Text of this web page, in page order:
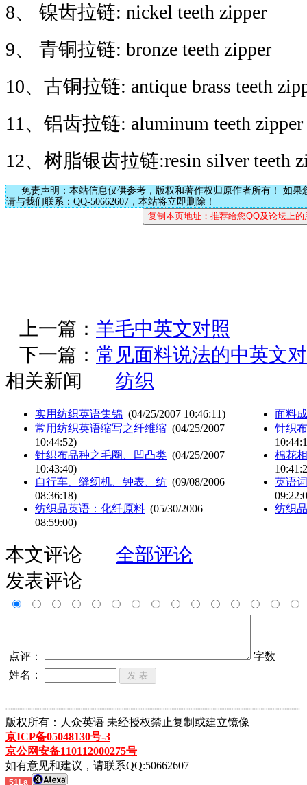
8、 镍齿拉链: nickel teeth zipper
9、 青铜拉链: bronze teeth zipper
10、古铜拉链: antique brass teeth
11、铝齿拉链: aluminum teeth zipper
12、树脂银齿拉链:resin silver teeth
免责声明：本站信息仅供参考，版权和著作权归原作者所有！ 如果
请与我们联系：QQ-50662607，本站将立即删除！
上一篇： 羊毛中英文对照
下一篇： 常见面料说法的中英文
相关新闻
纺织
实用纺织英语集锦 (04/25/2007 10:46:11)
常用纺织英语缩写之纤维缩 (04/25/2007
10:44:52)
针织布品种之毛圈、凹凸类 (04/25/2007
10:43:40)
自行车、缝纫机、钟表、纺 (09/08/2006
08:36:18)
纺织品英语：化纤原料 (05/30/2006
08:59:00)
面料
针织
棉花
英语
纺织
本文评论
全部评论
发表评论
点评：
字数
姓名：
┈┈┈┈┈┈┈┈┈┈┈┈┈┈┈┈┈┈┈┈┈┈┈┈┈┈┈┈┈┈┈┈┈┈┈┈┈┈┈┈┈┈┈
版权所有：人众英语 未经授权禁止复制或建立镜像
京ICP备05048130号-3
京公网安备110112000275号
如有意见和建议，请联系QQ:50662607
51La